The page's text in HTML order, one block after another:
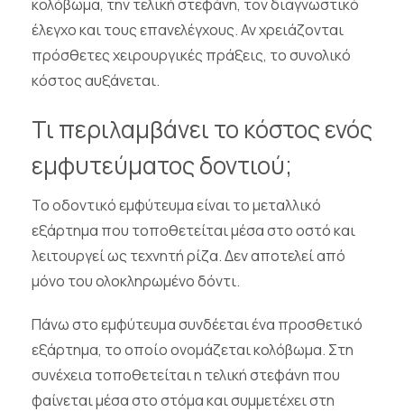
κολόβωμα, την τελική στεφάνη, τον διαγνωστικό
έλεγχο και τους επανελέγχους. Αν χρειάζονται
πρόσθετες χειρουργικές πράξεις, το συνολικό
κόστος αυξάνεται.
Τι περιλαμβάνει το κόστος ενός
εμφυτεύματος δοντιού;
Το οδοντικό εμφύτευμα είναι το μεταλλικό
εξάρτημα που τοποθετείται μέσα στο οστό και
λειτουργεί ως τεχνητή ρίζα. Δεν αποτελεί από
μόνο του ολοκληρωμένο δόντι.
Πάνω στο εμφύτευμα συνδέεται ένα προσθετικό
εξάρτημα, το οποίο ονομάζεται κολόβωμα. Στη
συνέχεια τοποθετείται η τελική στεφάνη που
φαίνεται μέσα στο στόμα και συμμετέχει στη